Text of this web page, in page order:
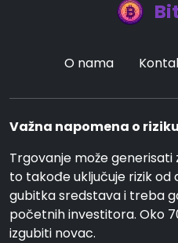
O nama
Važna napomena o
Trgovanje može
to takođe uključuje rizik
gubitka sredstava i treba
početnih investitora. Oko
izgubiti novac.